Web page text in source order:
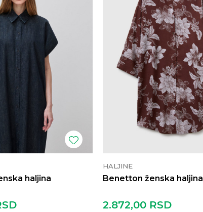
haljina
HALJINE
Benetton ženska haljina
2.872,00 RSD